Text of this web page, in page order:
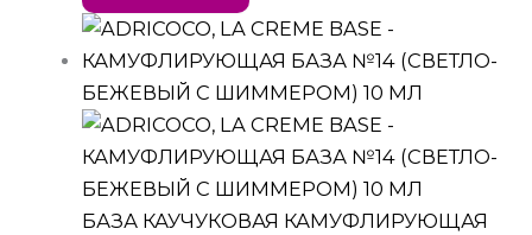
БАЗА КАУЧУКОВАЯ КАМУФЛИРУЮЩАЯ